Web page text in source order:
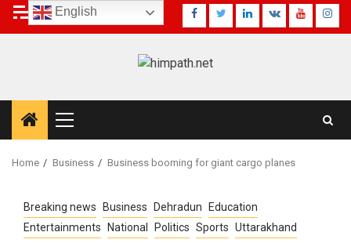
Skip
7 August 2026 Facebook
TwitterLinkedin
VK Youtube
Primary
Menu
Home Business Business booming for giant cargo planes
Breaking news Business Dehradun
Education
Entertainments
National Politics Sports Uttarakhand
English